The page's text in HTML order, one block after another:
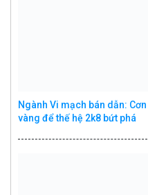
Ngành Vi mạch bán dẫn:
vàng để thế hệ 2k8 bứt phá